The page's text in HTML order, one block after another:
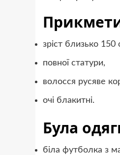
зріст близько 150
повної статури,
волосся русяве
очі блакитні.
Була
біла футболка з